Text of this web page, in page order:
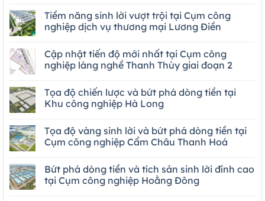
Tiềm năng sinh lời vượt trội tại Cụm công
nghiệp dịch vụ thương mại Lương Điền
Cập nhật tiến độ mới nhất tại Cụm công
nghiệp làng nghề Thanh Thùy giai đoạn 2
Tọa độ chiến lược và bứt phá dòng tiền tại
Khu công nghiệp Hà Long
Tọa độ vàng sinh lời và bứt phá dòng tiền tại
Cụm công nghiệp Cẩm Châu Thanh Hoá
Bứt phá dòng tiền và tích sản sinh lời đỉnh cao
tại Cụm công nghiệp Hoằng Đông